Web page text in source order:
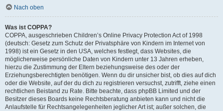
Nach oben
Was ist COPPA?
COPPA, ausgeschrieben Children’s Online Privacy Protection Act of 1998
(deutsch: Gesetz zum Schutz der Privatsphäre von Kindern im Internet von
1998) ist ein Gesetz in den USA, welches festlegt, dass Websites, die
möglicherweise persönliche Daten von Kindern unter 13 Jahren erheben,
hierzu die Zustimmung der Eltern beziehungsweise des oder der
Erziehungsberechtigten benötigen. Wenn du dir unsicher bist, ob dies auf dich
oder die Website, auf der du dich zu registrieren versuchst, zutrifft, ziehe einen
rechtlichen Beistand zu Rate. Bitte beachte, dass phpBB Limited und der
Besitzer dieses Boards keine Rechtsberatung anbieten kann und nicht die
Anlaufstelle für Rechtsangelegenheiten jeglicher Art ist; außer solchen, die